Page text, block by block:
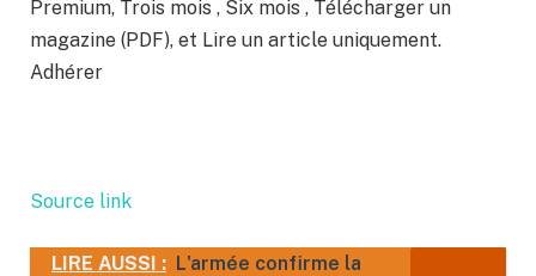
Premium, Trois mois , Six mois , Télécharger un
magazine (PDF), et Lire un article uniquement.
Adhérer
Source link
LIRE AUSSI : L'armée confirme la